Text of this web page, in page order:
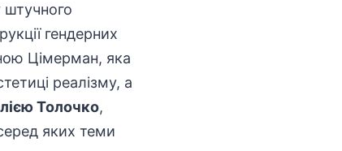
гендерних
Цімерман, яка
реалізму, а
Толочко,
яких теми